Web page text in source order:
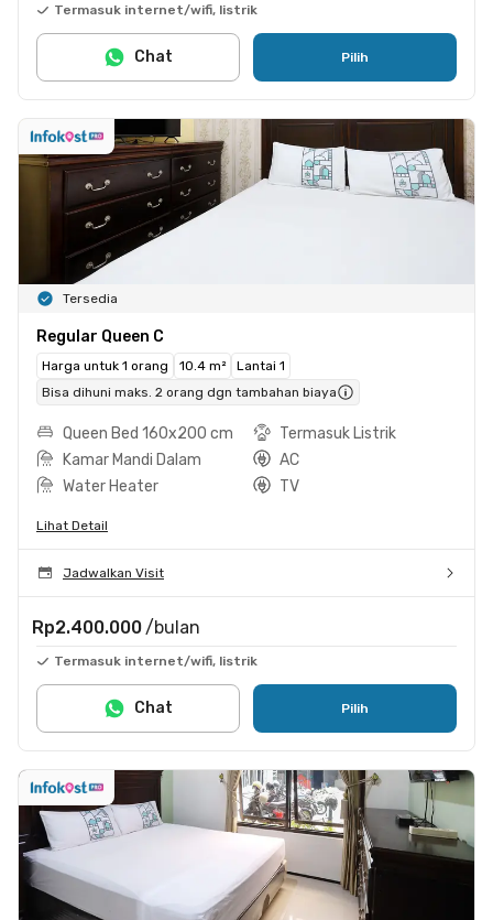
Termasuk internet/wifi, listrik
Pilih
Chat
Tersedia
Regular Queen C
Harga untuk 1 orang 10.4 m²
Lantai 1
Bisa dihuni maks. 2 orang dgn tambahan biaya
Queen Bed 160x200 cm
Termasuk Listrik
Kamar Mandi Dalam
AC
Water Heater
TV
Lihat Detail
Jadwalkan Visit
Rp2.400.000 /bulan
Termasuk internet/wifi, listrik
Pilih
Chat